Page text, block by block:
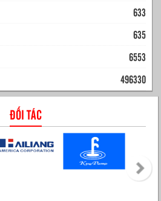
633
635
6553
496330
ĐỐI TÁC